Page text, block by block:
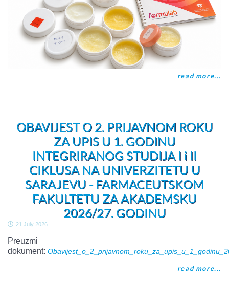
read more...
OBAVIJEST O 2. PRIJAVNOM ROKU
ZA UPIS U 1. GODINU
INTEGRIRANOG STUDIJA I i II
CIKLUSA NA UNIVERZITETU U
SARAJEVU - FARMACEUTSKOM
FAKULTETU ZA AKADEMSKU
2026/27. GODINU
21 July 2026
Preuzmi
dokument:
read more...